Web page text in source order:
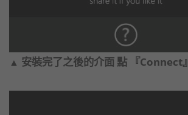
▲ 安裝完了之後的介面 點 『Connect』